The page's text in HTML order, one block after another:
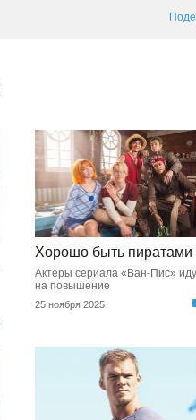
Хорошо быть пиратами
Актеры сериала «Ван-Пис»
на повышение
25 ноября 2025